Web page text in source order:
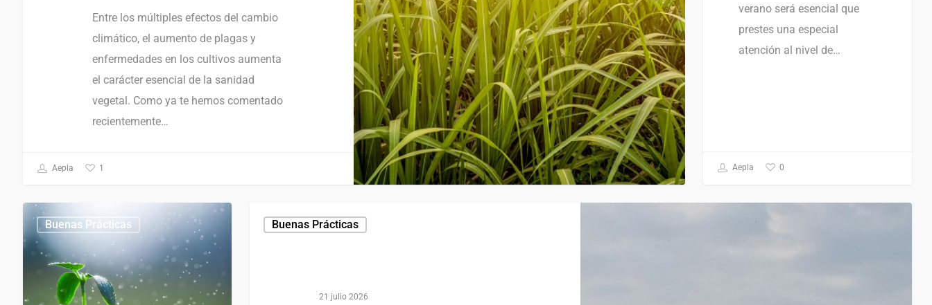
Entre los múltiples efectos del cambio
climático, el aumento de plagas y
enfermedades en los cultivos aumenta
el carácter esencial de la sanidad
vegetal. Como ya te hemos comentado
recientemente…
Aepla 1
verano será esencial que
prestes una especial
atención al nivel de…
Aepla 0
Buenas Prácticas Buenas Prácticas
21 julio 2026